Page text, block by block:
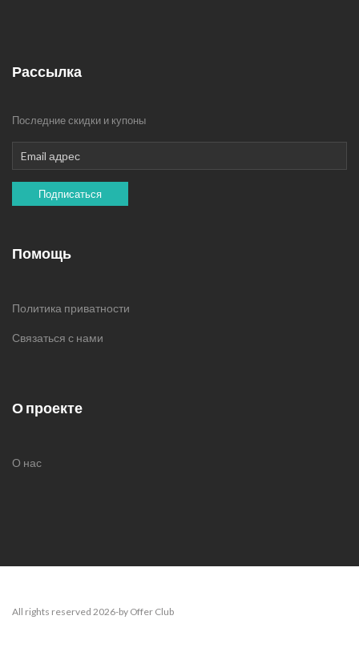
Рассылка
Последние скидки и купоны
Подписаться
Помощь
Политика приватности
Связаться с нами
О проекте
О нас
All rights reserved 2026-by Offer Club